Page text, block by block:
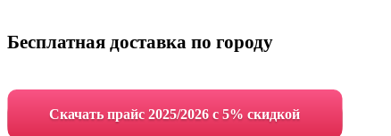
Бесплатная доставка по городу
Cкачать прайс 2025/2026 с 5% скидкой